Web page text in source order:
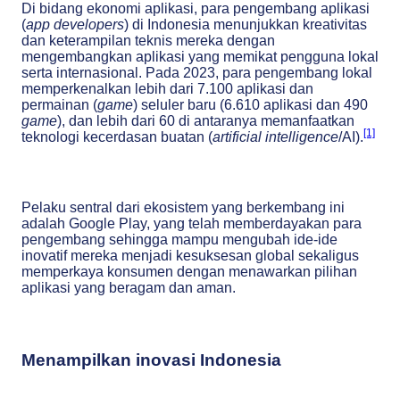
Di bidang ekonomi aplikasi, para pengembang aplikasi
(app developers) di Indonesia menunjukkan kreativitas
dan keterampilan teknis mereka dengan
mengembangkan aplikasi yang memikat pengguna lokal
serta internasional. Pada 2023, para pengembang lokal
memperkenalkan lebih dari 7.100 aplikasi dan
permainan (game) seluler baru (6.610 aplikasi dan 490
game), dan lebih dari 60 di antaranya memanfaatkan
teknologi kecerdasan buatan (artificial intelligence/AI).[1]
Pelaku sentral dari ekosistem yang berkembang ini
adalah Google Play, yang telah memberdayakan para
pengembang sehingga mampu mengubah ide-ide
inovatif mereka menjadi kesuksesan global sekaligus
memperkaya konsumen dengan menawarkan pilihan
aplikasi yang beragam dan aman.
Menampilkan inovasi Indonesia